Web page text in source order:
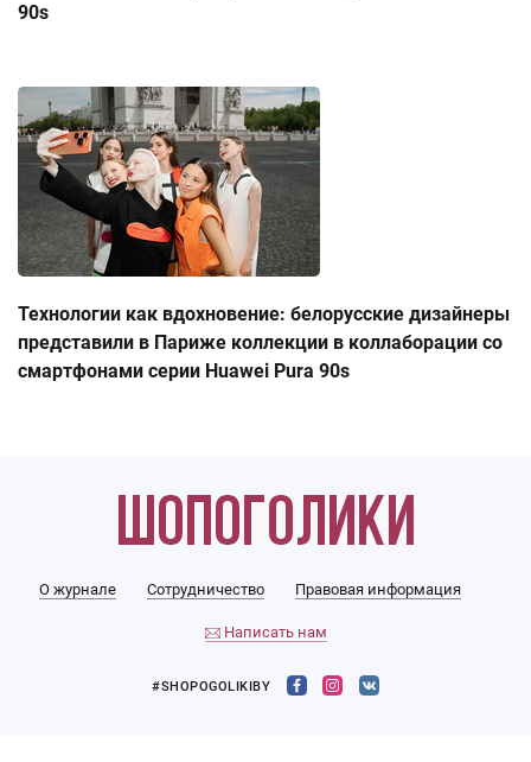
90s
Технологии как вдохновение: белорусские дизайнеры
представили в Париже коллекции в коллаборации со
смартфонами серии Huawei Pura 90s
О журнале Сотрудничество Правовая информация
Написать нам
#SHOPOGOLIKIBY